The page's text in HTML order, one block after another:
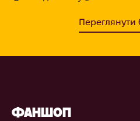
Переглянути
ФАНШОП